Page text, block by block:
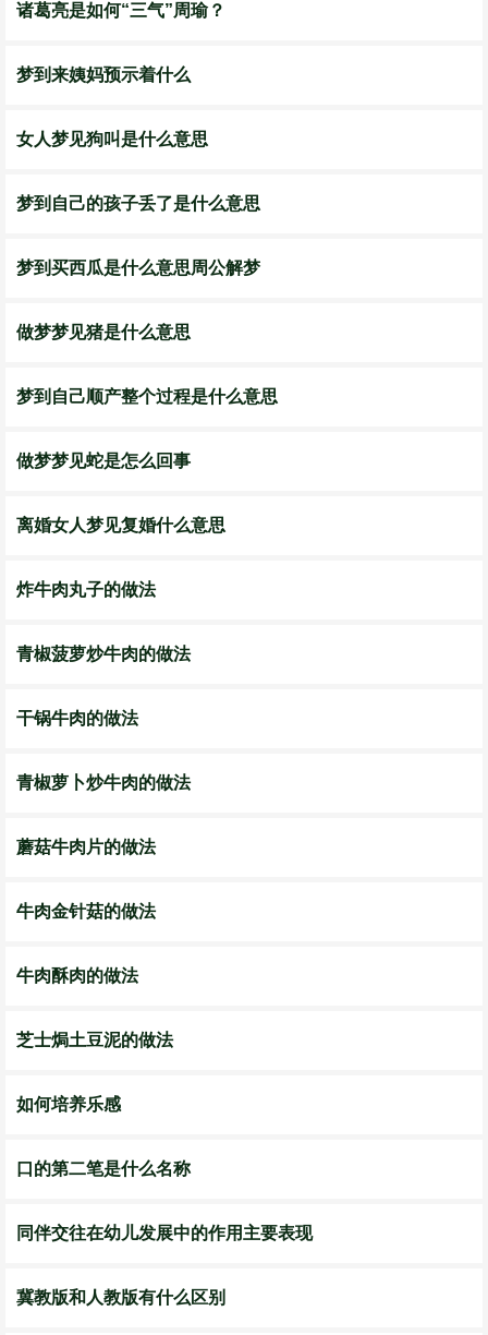
诸葛亮是如何“三气”周瑜？
梦到来姨妈预示着什么
女人梦见狗叫是什么意思
梦到自己的孩子丢了是什么意思
梦到买西瓜是什么意思周公解梦
做梦梦见猪是什么意思
梦到自己顺产整个过程是什么意思
做梦梦见蛇是怎么回事
离婚女人梦见复婚什么意思
炸牛肉丸子的做法
青椒菠萝炒牛肉的做法
干锅牛肉的做法
青椒萝卜炒牛肉的做法
蘑菇牛肉片的做法
牛肉金针菇的做法
牛肉酥肉的做法
芝士焗土豆泥的做法
如何培养乐感
口的第二笔是什么名称
同伴交往在幼儿发展中的作用主要表现
冀教版和人教版有什么区别